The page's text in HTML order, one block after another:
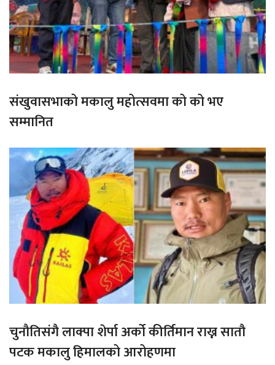
संखुवासभाको मकालु महोत्सवमा को को भए
सम्मानित
चुनौतिसंगै लाक्पा शेर्पा अर्को कीर्तिमान राख्न सातौ
पटक मकालु हिमालको आरोहणमा